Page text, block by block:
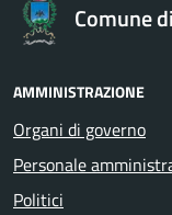
Comune
AMMINISTRAZIONE
Organi di governo
Personale
Politici